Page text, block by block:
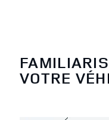
VOTRE